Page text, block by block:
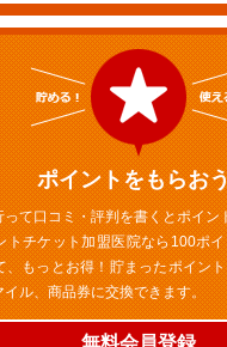
ポイントをもらお
って口コミ・評判を書くとポイン
トチケット加盟医院なら100ポ
、もっとお得！貯まったポイン
イル、商品券に交換できます。